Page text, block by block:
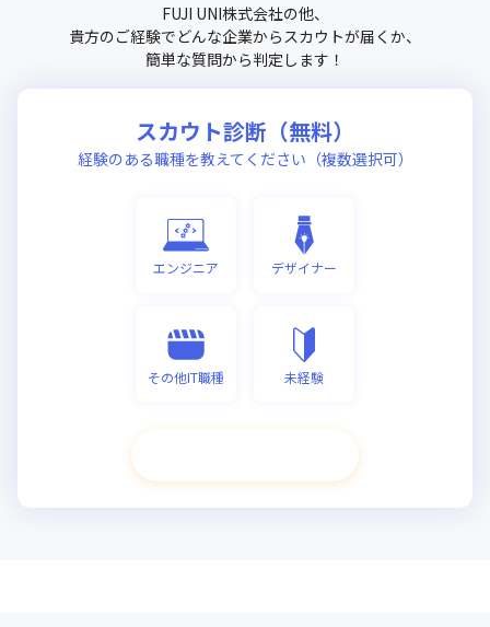
FUJI UNI株式会社の他、
貴方のご経験でどんな企業からスカウトが届くか、
簡単な質問から判定します！
スカウト診断（無料）
経験のある職種を教えてください（複数選択可）
エンジニア デザイナー
その他IT職種 未経験